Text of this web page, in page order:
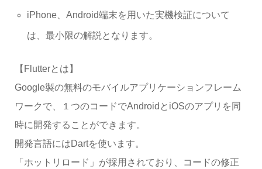
iPhone、Android端末を用いた実機検証について
は、最小限の解説となります。
【Flutterとは】
Google製の無料のモバイルアプリケーションフレーム
ワークで、１つのコードでAndroidとiOSのアプリを同
時に開発することができます。
開発言語にはDartを使います。
「ホットリロード」が採用されており、コードの修正